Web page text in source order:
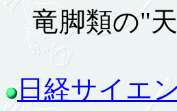
竜脚類の"
日経サイエ